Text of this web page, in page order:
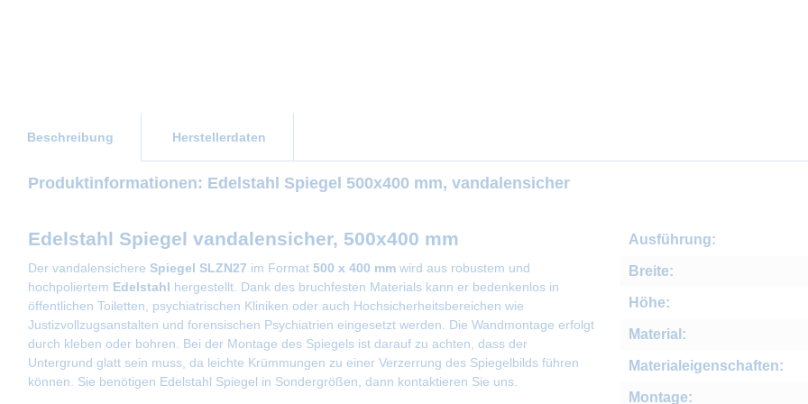
Beschreibung Herstellerdaten
Produktinformationen: Edelstahl Spiegel 500x400 mm, vandalensicher
Edelstahl Spiegel vandalensicher, 500x400 mm
Der vandalensichere Spiegel SLZN27 im Format 500 x 400 mm wird aus robustem und
hochpoliertem Edelstahl hergestellt. Dank des bruchfesten Materials kann er bedenkenlos in
öffentlichen Toiletten, psychiatrischen Kliniken oder auch Hochsicherheitsbereichen wie
Justizvollzugsanstalten und forensischen Psychiatrien eingesetzt werden. Die Wandmontage erfolgt
durch kleben oder bohren. Bei der Montage des Spiegels ist darauf zu achten, dass der
Untergrund glatt sein muss, da leichte Krümmungen zu einer Verzerrung des Spiegelbilds führen
können. Sie benötigen Edelstahl Spiegel in Sondergrößen, dann kontaktieren Sie uns.
Ausführung:
Breite:
Höhe:
Material:
Materialeigenschaften:
Montage: